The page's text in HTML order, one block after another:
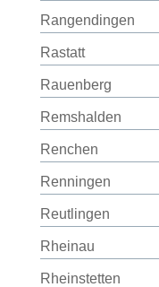
Rangendingen
Rastatt
Rauenberg
Remshalden
Renchen
Renningen
Reutlingen
Rheinau
Rheinstetten